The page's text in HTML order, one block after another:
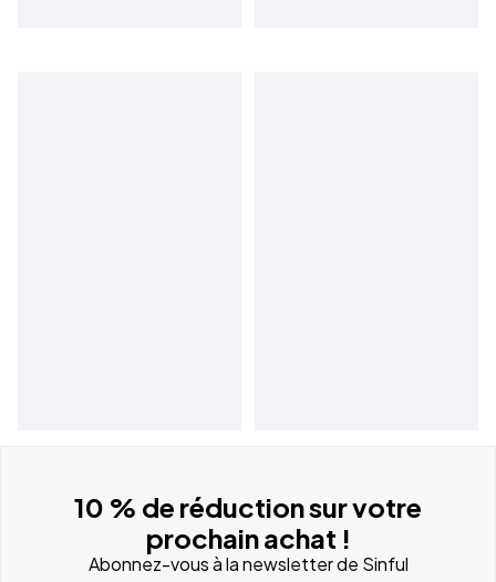
10 % de réduction sur votre
prochain achat !
Abonnez-vous à la newsletter de Sinful